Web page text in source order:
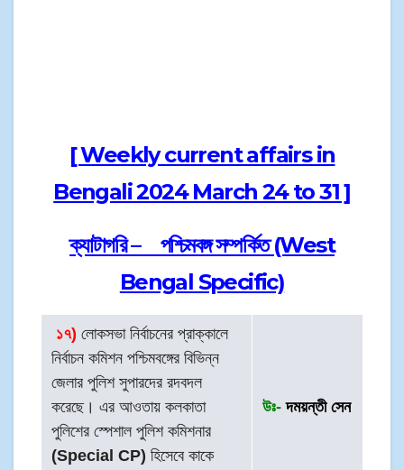
[ Weekly current affairs in
Bengali 2024 March 24 to 31 ]
ক্যাটাগরি –পশ্চিমবঙ্গ সম্পর্কিত (West
Bengal Specific)
১৭) লোকসভা নির্বাচনের প্রাক্কালে
নির্বাচন কমিশন পশ্চিমবঙ্গের বিভিন্ন
জেলার পুলিশ সুপারদের রদবদল
করেছে। এর আওতায় কলকাতা
পুলিশের স্পেশাল পুলিশ কমিশনার
(Special CP) হিসেবে কাকে
উঃ- দময়ন্তী সেন